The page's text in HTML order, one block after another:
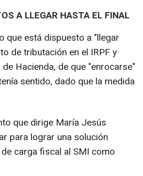
A LLEGAR HASTA EL FINAL
que está dispuesto a "llegar
de tributación en el IRPF y
Hacienda, de que "enrocarse"
sentido, dado que la medida
que dirige María Jesús
para lograr una solución
carga fiscal al SMI como